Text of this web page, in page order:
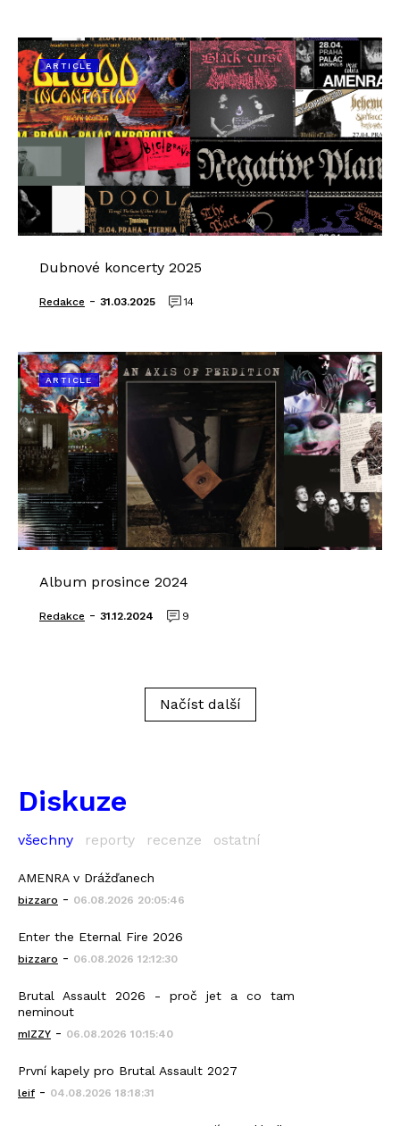
ARTICLE
Dubnové koncerty 2025
Redakce - 31.03.2025 14
ARTICLE
Album prosince 2024
Redakce - 31.12.2024 9
Načíst další
Diskuze
všechny reporty recenze ostatní
AMENRA v Drážďanech
bizzaro - 06.08.2026 20:05:46
Enter the Eternal Fire 2026
bizzaro - 06.08.2026 12:12:30
Brutal Assault 2026 - proč jet a co tam
neminout
mIZZY - 06.08.2026 10:15:40
První kapely pro Brutal Assault 2027
leif - 04.08.2026 18:18:31